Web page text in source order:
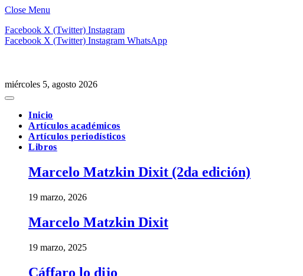
Close Menu
Facebook X (Twitter) Instagram
Facebook X (Twitter) Instagram WhatsApp
miércoles 5, agosto 2026
Inicio
Artículos académicos
Artículos periodísticos
Libros
Marcelo Matzkin Dixit (2da edición)
19 marzo, 2026
Marcelo Matzkin Dixit
19 marzo, 2025
Cáffaro lo dijo